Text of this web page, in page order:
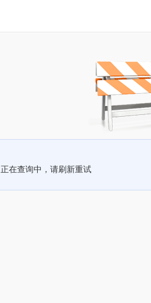
正在查询中，请刷新重试